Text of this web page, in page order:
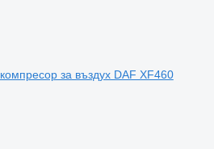
компресор за въздух DAF XF460